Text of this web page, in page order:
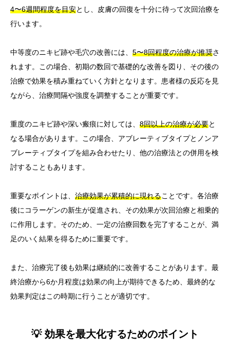
4〜6週間程度を目安とし、皮膚の回復を十分に待って次回治療を
行います。
中等度のニキビ跡や毛穴の改善には、 5〜8回程度の治療が推奨さ
れます。この場合、初期の数回で基礎的な改善を図り、その後の
治療で効果を積み重ねていく方針となります。患者様の反応を見
ながら、治療間隔や強度を調整することが重要です。
重度のニキビ跡や深い瘢痕に対しては、 8回以上の治療が必要と
なる場合があります。この場合、アブレーティブタイプとノンア
ブレーティブタイプを組み合わせたり、他の治療法との併用を検
討することもあります。
重要なポイントは、 治療効果が累積的に現れることです。各治療
後にコラーゲンの新生が促進され、その効果が次回治療と相乗的
に作用します。そのため、一定の治療回数を完了することが、満
足のいく結果を得るために重要です。
また、治療完了後も効果は継続的に改善することがあります。最
終治療から6か月程度は効果の向上が期待できるため、最終的な
効果判定はこの時期に行うことが適切です。
💡 効果を最大化するためのポイント